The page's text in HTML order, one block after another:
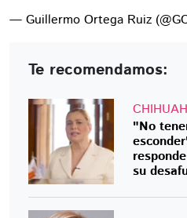
— Guillermo Ortega Ruiz
Te recomendamos:
"No
su